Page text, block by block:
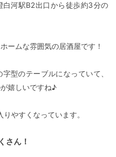
白河駅B2出口から徒歩約3分の
ームな雰囲気の居酒屋です！
型のテーブルになっていて、
嬉しいですね♪
やすくなっています。
さん！